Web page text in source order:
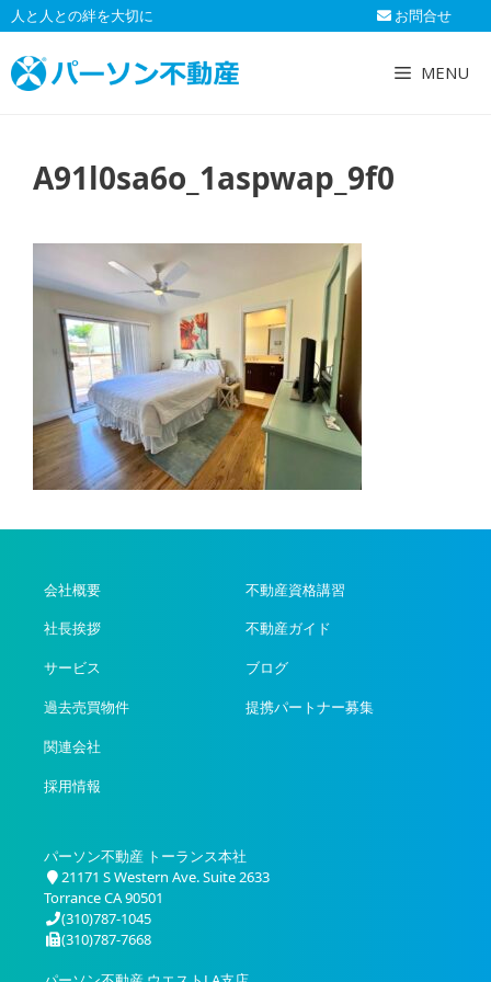
コ
ン
テ
ン
人と人との絆を大切に お問合せ
MENU
A91l0sa6o_1aspwap_9f0
会社概要
社長挨拶
サービス
過去売買物件
関連会社
採用情報
不動産資格講習
不動産ガイド
ブログ
提携パートナー募集
パーソン不動産 トーランス本社
21171 S Western Ave. Suite 2633
Torrance CA 90501
(310)787-1045
(310)787-7668